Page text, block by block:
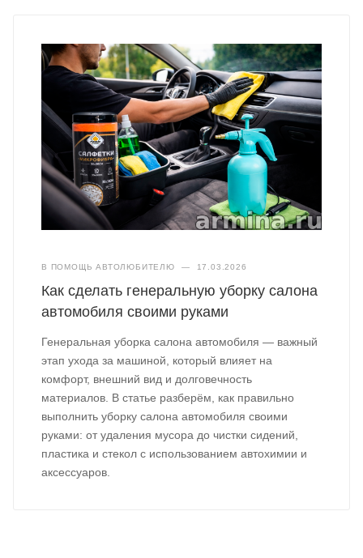
В ПОМОЩЬ АВТОЛЮБИТЕЛЮ — 17.03.2026
Как сделать генеральную уборку салона
автомобиля своими руками
Генеральная уборка салона автомобиля — важный
этап ухода за машиной, который влияет на
комфорт, внешний вид и долговечность
материалов. В статье разберём, как правильно
выполнить уборку салона автомобиля своими
руками: от удаления мусора до чистки сидений,
пластика и стекол с использованием автохимии и
аксессуаров.